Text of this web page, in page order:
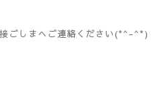
ごしまへご連絡ください(*^-^*)